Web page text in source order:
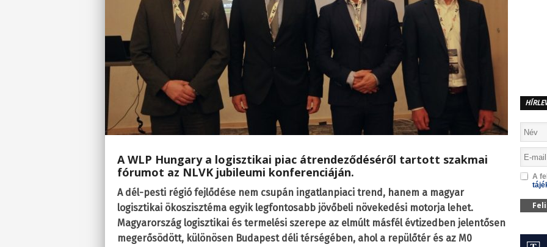
A WLP Hungary a logisztikai piac átrendeződéséről tartott szakmai
fórumot az NLVK jubileumi konferenciáján.
A dél-pesti régió fejlődése nem csupán ingatlanpiaci trend, hanem a magyar
logisztikai ökoszisztéma egyik legfontosabb jövőbeli növekedési motorja lehet.
Magyarország logisztikai és termelési szerepe az elmúlt másfél évtizedben jelentősen
megerősödött, különösen Budapest déli térségében, ahol a repülőtér és az M0
A